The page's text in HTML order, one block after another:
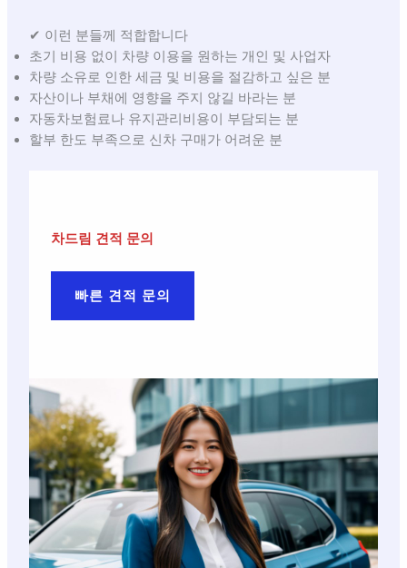
✔ 이런 분들께 적합합니다
초기 비용 없이 차량 이용을 원하는 개인 및 사업자
차량 소유로 인한 세금 및 비용을 절감하고 싶은 분
자산이나 부채에 영향을 주지 않길 바라는 분
자동차보험료나 유지관리비용이 부담되는 분
할부 한도 부족으로 신차 구매가 어려운 분
차드림 견적 문의
빠른 견적 문의